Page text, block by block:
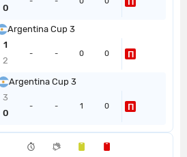
0
Argentina Cup 3
1
2
- - 0 0 П
Argentina Cup 3
3
0
- - 1 0 П